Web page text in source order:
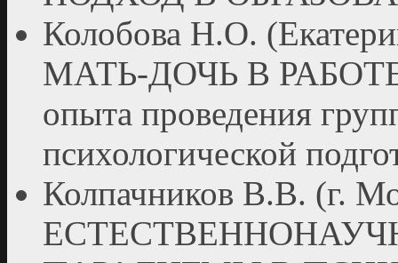
Колобова Н.О.
МАТЬ-ДОЧЬ В
опыта проведения
психологической
Колпачников В.В. (г.